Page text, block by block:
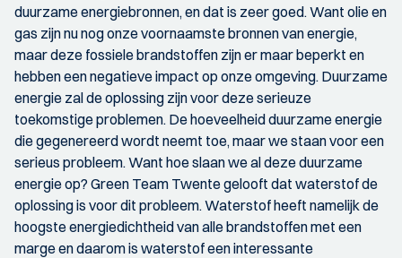
duurzame energiebronnen, en dat is zeer goed. Want olie en
gas zijn nu nog onze voornaamste bronnen van energie,
maar deze fossiele brandstoffen zijn er maar beperkt en
hebben een negatieve impact op onze omgeving. Duurzame
energie zal de oplossing zijn voor deze serieuze
toekomstige problemen. De hoeveelheid duurzame energie
die gegenereerd wordt neemt toe, maar we staan voor een
serieus probleem. Want hoe slaan we al deze duurzame
energie op? Green Team Twente gelooft dat waterstof de
oplossing is voor dit probleem. Waterstof heeft namelijk de
hoogste energiedichtheid van alle brandstoffen met een
marge en daarom is waterstof een interessante